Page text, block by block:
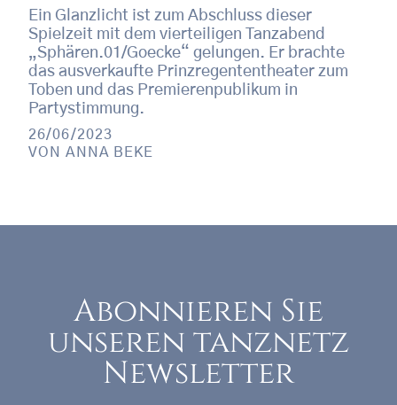
Ein Glanzlicht ist zum Abschluss dieser
Spielzeit mit dem vierteiligen Tanzabend
„Sphären.01/Goecke“ gelungen. Er brachte
das ausverkaufte Prinzregententheater zum
Toben und das Premierenpublikum in
Partystimmung.
26/06/2023
VONANNA BEKE
Abonnieren Sie
unseren tanznetz
Newsletter